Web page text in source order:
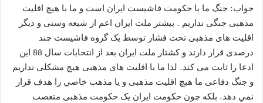
جواب: جنگ ما با حکومت فاشیست ایران است و ما با هیچ اقلیت
مذهبی جنگی نداریم . بیشتر ملت ایران اعم از شیعه وسنی و دیگر
اقلیت های مذهبی تحت فشار توسط یک گروه فاشیست چند
درصدی قرار دارند و کشتار ملت ایران بعد از انتخابات سال 88 این
ادعا را ثابت می کند. لذا ما با اقلیت های مذهبی هیچ مشکلی نداریم
و جنگ دفاعی ما هیچ اقلیت مذهبی و يا مذهب خاصي را هدف قرار
نمي دهد. بلکه چون حکومت ایران یک حکومت مذهبی متعصب